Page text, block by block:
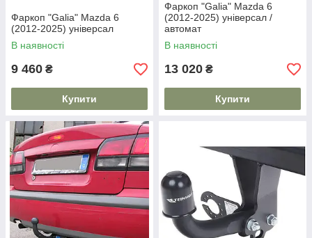
Фаркоп "Galia" Mazda 6
(2012-2025) універсал
В наявності
9 460 ₴
Купити
Фаркоп "Galia" Mazda 6
(2012-2025) універсал /
автомат
В наявності
13 020 ₴
Купити